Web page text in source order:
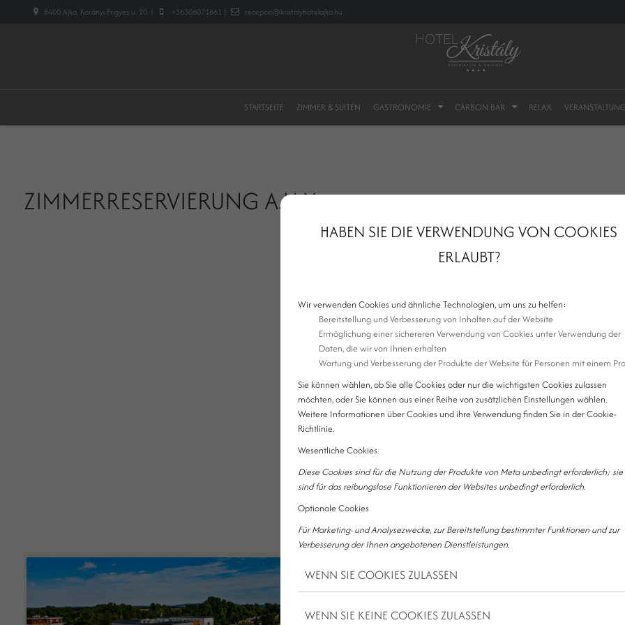
8400 Ajka, Korányi Frigyes u. 20. | +36306071661 | recepcio@kristalyhotelajka.hu
STARTSEITE ZIMMER & SUITEN GASTRONOMIE CARBON BAR RELAX
ZIMMERRESERVIERUNG AJAX
KRISTÁLY MAGAZIN
HABEN SIE DIE VERWENDUNG VON COOKIES
ERLAUBT?
Wir verwenden Cookies und ähnliche Technologien, um uns zu helfen:
Bereitstellung und Verbesserung von Inhalten auf der Website
Ermöglichung einer sichereren Verwendung von Cookies unter Verwendung der
Daten, die wir von Ihnen erhalten
Wartung und Verbesserung der Produkte der Website für Personen mit einem
Sie können wählen, ob Sie alle Cookies oder nur die wichtigsten Cookies zulassen
möchten, oder Sie können aus einer Reihe von zusätzlichen Einstellungen wählen.
Weitere Informationen über Cookies und ihre Verwendung finden Sie in der Cookie-
Richtlinie.
Wesentliche Cookies
Diese Cookies sind für die Nutzung der Produkte von Meta unbedingt erforderlich; sie
sind für das reibungslose Funktionieren der Websites unbedingt erforderlich.
Optionale Cookies
Für Marketing- und Analysezwecke, zur Bereitstellung bestimmter Funktionen und zur
Verbesserung der Ihnen angebotenen Dienstleistungen.
WENN SIE COOKIES ZULASSEN
WENN SIE KEINE COOKIES ZULASSEN